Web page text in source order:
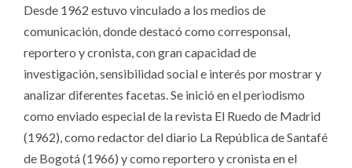
Desde 1962 estuvo vinculado a los medios de
comunicación, donde destacó como corresponsal,
reportero y cronista, con gran capacidad de
investigación, sensibilidad social e interés por mostrar y
analizar diferentes facetas. Se inició en el periodismo
como enviado especial de la revista El Ruedo de Madrid
(1962), como redactor del diario La República de Santafé
de Bogotá (1966) y como reportero y cronista en el